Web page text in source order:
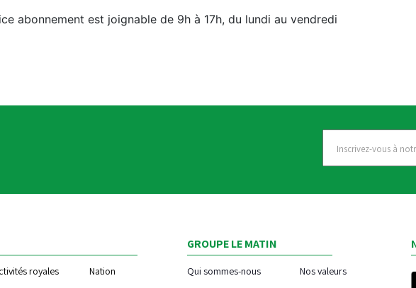
abonnement est joignable de 9h à 17h, du lundi au vendredi
royales
Nation
GROUPE LE MATIN
Qui sommes-nous Nos valeurs